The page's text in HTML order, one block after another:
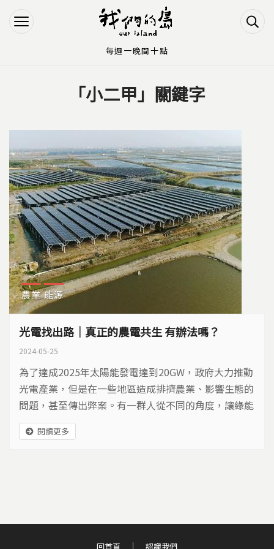
Jump to Navigation
Jump to Main content
「小二甲」關鍵字
農業 能源
光電找出路｜真正的農電共生 有辦法嗎？
2024-05-25
為了達成2025年太陽能發電達到20GW，政府大力推動
光電產業，但是在一些地區造成排擠農業、影響生態的
問題，甚至傳出弊案。有一群人從不同的角度，讓綠能
完善結合農業，走向社區化分散發電，打造友善環境的
綠能未來。
閱讀更多
回首頁 認識我們
每週一晚間十點